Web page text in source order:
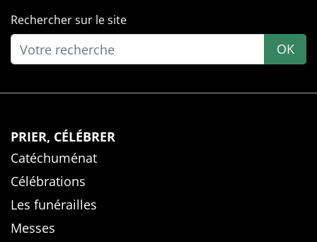
Rechercher sur le site
OK
PRIER, CÉLÉBRER
Catéchuménat
Célébrations
Les funérailles
Messes